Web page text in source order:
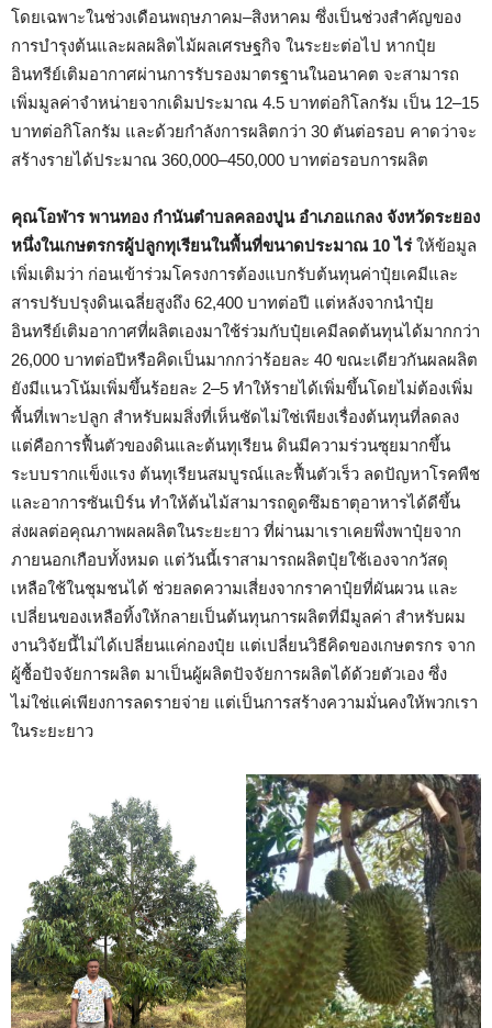
โดยเฉพาะในช่วงเดือนพฤษภาคม–สิงหาคม ซึ่งเป็นช่วงสำคัญของ
การบำรุงต้นและผลผลิตไม้ผลเศรษฐกิจ ในระยะต่อไป หากปุ๋ย
อินทรีย์เติมอากาศผ่านการรับรองมาตรฐานในอนาคต จะสามารถ
เพิ่มมูลค่าจำหน่ายจากเดิมประมาณ 4.5 บาทต่อกิโลกรัม เป็น 12–15
บาทต่อกิโลกรัม และด้วยกำลังการผลิตกว่า 30 ตันต่อรอบ คาดว่าจะ
สร้างรายได้ประมาณ 360,000–450,000 บาทต่อรอบการผลิต
คุณโอฬาร พานทอง กำนันตำบลคลองปูน อำเภอแกลง จังหวัดระยอง
หนึ่งในเกษตรกรผู้ปลูกทุเรียนในพื้นที่ขนาดประมาณ 10 ไร่ให้ข้อมูล
เพิ่มเติมว่า ก่อนเข้าร่วมโครงการต้องแบกรับต้นทุนค่าปุ๋ยเคมีและ
สารปรับปรุงดินเฉลี่ยสูงถึง 62,400 บาทต่อปี แต่หลังจากนำปุ๋ย
อินทรีย์เติมอากาศที่ผลิตเองมาใช้ร่วมกับปุ๋ยเคมีลดต้นทุนได้มากกว่า
26,000 บาทต่อปีหรือคิดเป็นมากกว่าร้อยละ 40 ขณะเดียวกันผลผลิต
ยังมีแนวโน้มเพิ่มขึ้นร้อยละ 2–5 ทำให้รายได้เพิ่มขึ้นโดยไม่ต้องเพิ่ม
พื้นที่เพาะปลูก สำหรับผมสิ่งที่เห็นชัดไม่ใช่เพียงเรื่องต้นทุนที่ลดลง
แต่คือการฟื้นตัวของดินและต้นทุเรียน ดินมีความร่วนซุยมากขึ้น
ระบบรากแข็งแรง ต้นทุเรียนสมบูรณ์และฟื้นตัวเร็ว ลดปัญหาโรคพืช
และอาการซันเบิร์น ทำให้ต้นไม้สามารถดูดซึมธาตุอาหารได้ดีขึ้น
ส่งผลต่อคุณภาพผลผลิตในระยะยาว ที่ผ่านมาเราเคยพึ่งพาปุ๋ยจาก
ภายนอกเกือบทั้งหมด แต่วันนี้เราสามารถผลิตปุ๋ยใช้เองจากวัสดุ
เหลือใช้ในชุมชนได้ ช่วยลดความเสี่ยงจากราคาปุ๋ยที่ผันผวน และ
เปลี่ยนของเหลือทิ้งให้กลายเป็นต้นทุนการผลิตที่มีมูลค่า สำหรับผม
งานวิจัยนี้ไม่ได้เปลี่ยนแค่กองปุ๋ย แต่เปลี่ยนวิธีคิดของเกษตรกร จาก
ผู้ซื้อปัจจัยการผลิต มาเป็นผู้ผลิตปัจจัยการผลิตได้ด้วยตัวเอง ซึ่ง
ไม่ใช่แค่เพียงการลดรายจ่าย แต่เป็นการสร้างความมั่นคงให้พวกเรา
ในระยะยาว